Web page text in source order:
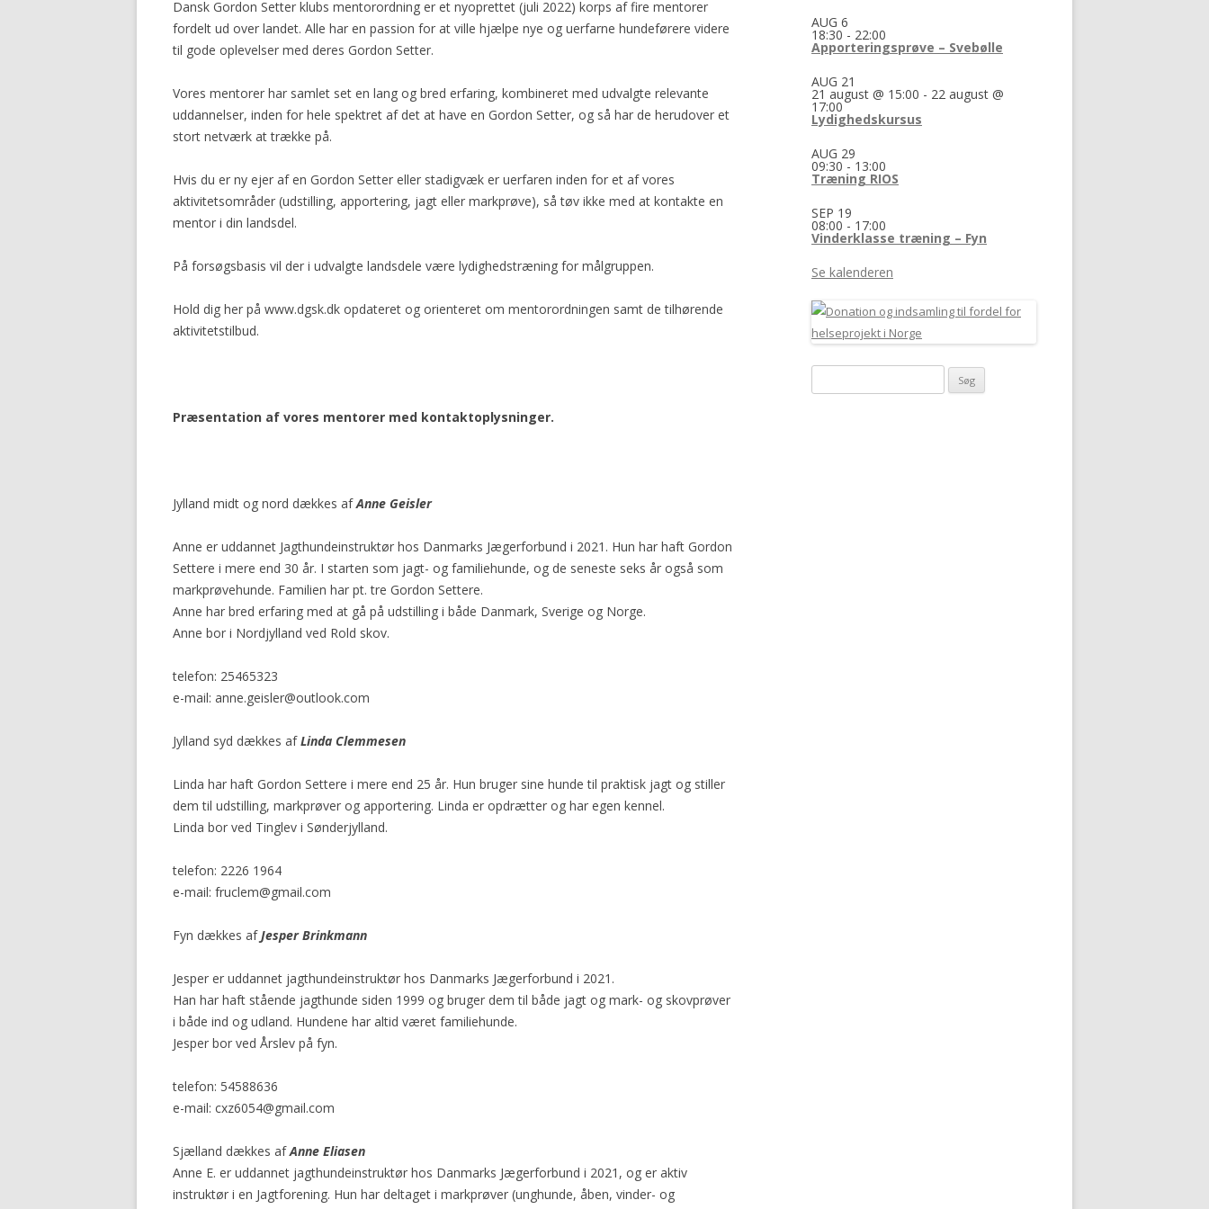
GORDON SETTERENS
OPRINDELSE
AVLSANBEFALINGER
ÆRESMEDLEMMER
MÆRKEDAGE
NEKROLOGER
MOBILEPAY
Dansk Gordon Setter klubs mentorordning er et nyoprettet (juli 2022) korps af fire mentorer
fordelt ud over landet. Alle har en passion for at ville hjælpe nye og uerfarne hundeførere videre
til gode oplevelser med deres Gordon Setter.
Vores mentorer har samlet set en lang og bred erfaring, kombineret med udvalgte relevante
uddannelser, inden for hele spektret af det at have en Gordon Setter, og så har de herudover et
stort netværk at trække på.
Hvis du er ny ejer af en Gordon Setter eller stadigvæk er uerfaren inden for et af vores
aktivitetsområder (udstilling, apportering, jagt eller markprøve), så tøv ikke med at kontakte en
mentor i din landsdel.
På forsøgsbasis vil der i udvalgte landsdele være lydighedstræning for målgruppen.
Hold dig her på www.dgsk.dk opdateret og orienteret om mentorordningen samt de tilhørende
aktivitetstilbud.
Præsentation af vores mentorer med kontaktoplysninger.
Jylland midt og nord dækkes afAnne Geisler
Anne er uddannet Jagthundeinstruktør hos Danmarks Jægerforbund i 2021. Hun har haft Gordon
Settere i mere end 30 år. I starten som jagt- og familiehunde, og de seneste seks år også som
markprøvehunde. Familien har pt. tre Gordon Settere.
Anne har bred erfaring med at gå på udstilling i både Danmark, Sverige og Norge.
Anne bor i Nordjylland ved Rold skov.
telefon: 25465323
e-mail: anne.geisler@outlook.com
Jylland syd dækkes afLinda Clemmesen
Linda har haft Gordon Settere i mere end 25 år. Hun bruger sine hunde til praktisk jagt og stiller
dem til udstilling, markprøver og apportering. Linda er opdrætter og har egen kennel.
Linda bor ved Tinglev i Sønderjylland.
telefon: 2226 1964
e-mail: fruclem@gmail.com
Fyn dækkes afJesper Brinkmann
Jesper er uddannet jagthundeinstruktør hos Danmarks Jægerforbund i 2021.
Han har haft stående jagthunde siden 1999 og bruger dem til både jagt og mark- og skovprøver
i både ind og udland. Hundene har altid været familiehunde.
Jesper bor ved Årslev på fyn.
telefon: 54588636
e-mail: cxz6054@gmail.com
Sjælland dækkes afAnne Eliasen
Anne E. er uddannet jagthundeinstruktør hos Danmarks Jægerforbund i 2021, og er aktiv
instruktør i en Jagtforening. Hun har deltaget i markprøver (unghunde, åben, vinder- og
AUG 6
18:30 - 22:00
Apporteringsprøve – Svebølle
AUG 21
21 august @ 15:00 - 22 august @
17:00
Lydighedskursus
AUG 29
09:30 - 13:00
Træning RIOS
SEP 19
08:00 - 17:00
Vinderklasse træning – Fyn
Se kalenderen
efter: